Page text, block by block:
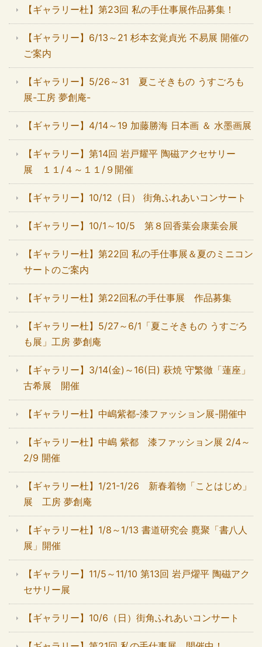
【ギャラリー杜】第23回 私の手仕事展作品募集！
【ギャラリー】6/13～21 杉本玄覚貞光 不易展 開催の
ご案内
【ギャラリー】5/26～31 夏こそきもの うすごろも
展-工房 夢創庵-
【ギャラリー】4/14～19 加藤勝海 日本画 ＆ 水墨画展
【ギャラリー】第14回 岩戸耀平 陶磁アクセサリー
展 １１/４～１１/９開催
【ギャラリー】10/12（日） 街角ふれあいコンサート
【ギャラリー】10/1～10/5 第８回香葉会康葉会展
【ギャラリー杜】第22回 私の手仕事展＆夏のミニコン
サートのご案内
【ギャラリー杜】第22回私の手仕事展 作品募集
【ギャラリー杜】5/27～6/1「夏こそきもの うすごろ
も展」工房 夢創庵
【ギャラリー】3/14(金)～16(日) 萩焼 守繁徹「蓮座」
古希展 開催
【ギャラリー杜】中嶋紫都-漆ファッション展-開催中
【ギャラリー杜】中嶋 紫都 漆ファッション展 2/4～
2/9 開催
【ギャラリー杜】1/21-1/26 新春着物「ことはじめ」
展 工房 夢創庵
【ギャラリー杜】1/8～1/13 書道研究会 麑聚「書八人
展」開催
【ギャラリー】11/5～11/10 第13回 岩戸燿平 陶磁アク
セサリー展
【ギャラリー】10/6（日）街角ふれあいコンサート